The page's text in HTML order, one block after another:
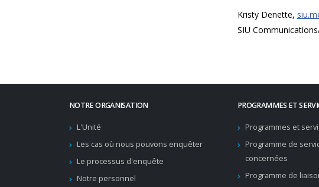
Kristy Denette,
SIU
NOTRE ORGANISATION
L'Unité
Les cas où nous pouvons enquêter
Le processus d'enquête
Notre personnel
PROGRAMMES ET
Programmes et
Programme de
concernées
Programme de